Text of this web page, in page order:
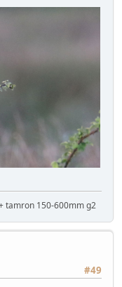
tamron 150-600mm g2
#49